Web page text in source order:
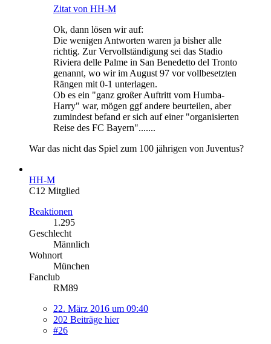
Zitat von HH-M
Ok, dann lösen wir auf:
Die wenigen Antworten waren ja bisher alle
richtig. Zur Vervollständigung sei das Stadio
Riviera delle Palme in San Benedetto del Tronto
genannt, wo wir im August 97 vor vollbesetzten
Rängen mit 0-1 unterlagen.
Ob es ein "ganz großer Auftritt vom Humba-
Harry" war, mögen ggf andere beurteilen, aber
zumindest befand er sich auf einer "organisierten
Reise des FC Bayern".......
War das nicht das Spiel zum 100 jährigen von Juventus?
HH-M
C12 Mitglied
Reaktionen
1.295
Geschlecht
Männlich
Wohnort
München
Fanclub
RM89
22. März 2016 um 09:40
202 Beiträge hier
#26